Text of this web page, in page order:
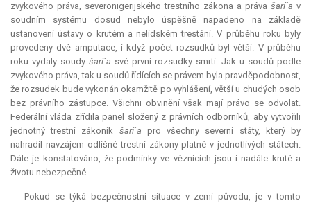
zvykového práva, severonigerijského trestního zákona a práva šarí´a v
soudním systému dosud nebylo úspěšně napadeno na základě
ustanovení ústavy o krutém a nelidském trestání. V průběhu roku byly
provedeny dvě amputace, i když počet rozsudků byl větší. V průběhu
roku vydaly soudy šarí´a své první rozsudky smrti. Jak u soudů podle
zvykového práva, tak u soudů řídících se právem byla pravděpodobnost,
že rozsudek bude vykonán okamžitě po vyhlášení, větší u chudých osob
bez právního zástupce. Všichni obvinění však mají právo se odvolat.
Federální vláda zřídila panel složený z právních odborníků, aby vytvořili
jednotný trestní zákoník šarí´a pro všechny severní státy, který by
nahradil navzájem odlišné trestní zákony platné v jednotlivých státech.
Dále je konstatováno, že podmínky ve věznicích jsou i nadále kruté a
životu nebezpečné.
Pokud se týká bezpečnostní situace v zemi původu, je v tomto